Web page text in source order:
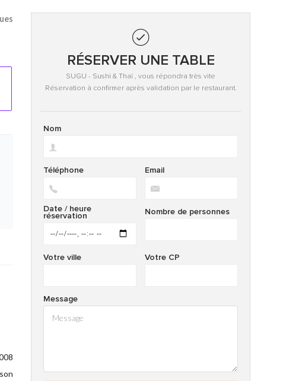
RÉSERVER UNE TABLE
SUGU - Sushi & Thaï , vous répondra très vite
Réservation à confirmer après validation par le restaurant.
Nom
Email
Téléphone
Nombre de personnes
Date / heure
réservation
Votre CP
Votre ville
Message